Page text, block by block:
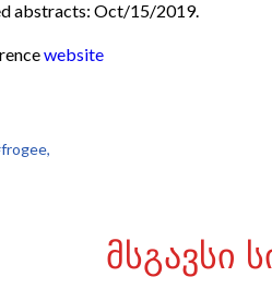
abstracts: Oct/15/2019.
website
ᲛᲡᲒᲐᲕᲡᲘ